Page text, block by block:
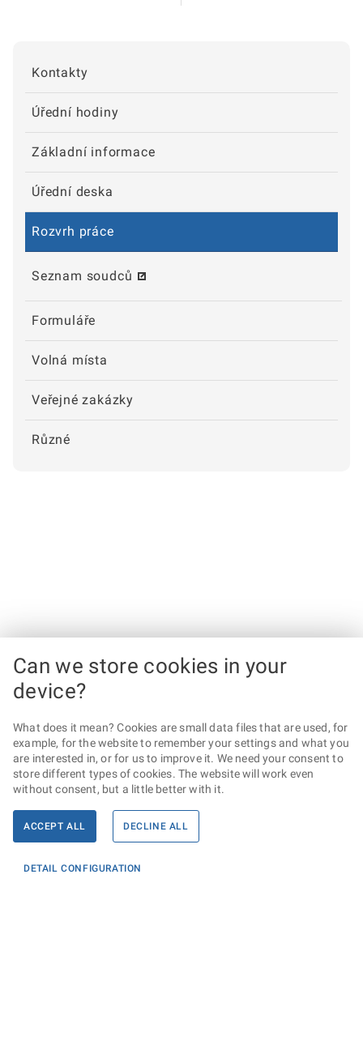
Kontakty
Úřední hodiny
Základní informace
Úřední deska
Rozvrh práce
Seznam soudců
Formuláře
Volná místa
Veřejné zakázky
Různé
Can we store cookies in your
device?
What does it mean? Cookies are small data files that are used, for
example, for the website to remember your settings and what you
are interested in, or for us to improve it. We need your consent to
store different types of cookies. The website will work even
without consent, but a little better with it.
ACCEPT ALL DECLINE ALL
DETAIL CONFIGURATION